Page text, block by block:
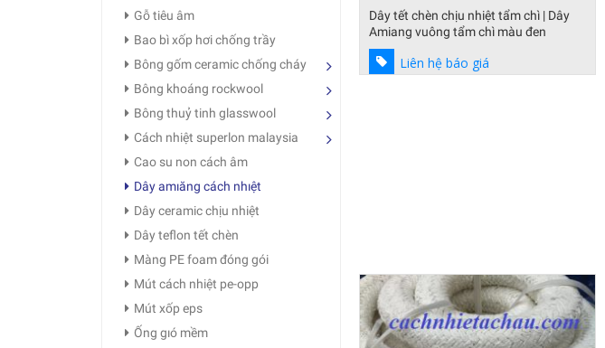
Dây tết chèn chịu nhiệt tẩm chì | Dây
Amiang vuông tẩm chì màu đen
Liên hệ báo giá
Gỗ tiêu âm
Bao bì xốp hơi chống trầy
Bông gốm ceramic chống cháy
Bông khoáng rockwool
Bông thuỷ tinh glasswool
Cách nhiệt superlon malaysia
Cao su non cách âm
Dây amıăng cách nhıệt
Dây ceramic chịu nhiệt
Dây teflon tết chèn
Màng PE foam đóng gói
Mút cách nhiệt pe-opp
Mút xốp eps
Ống gıó mềm